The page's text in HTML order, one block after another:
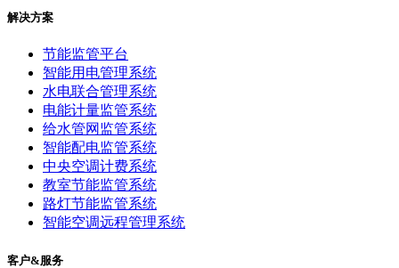
解决方案
节能监管平台
智能用电管理系统
水电联合管理系统
电能计量监管系统
给水管网监管系统
智能配电监管系统
中央空调计费系统
教室节能监管系统
路灯节能监管系统
智能空调远程管理系统
客户&服务